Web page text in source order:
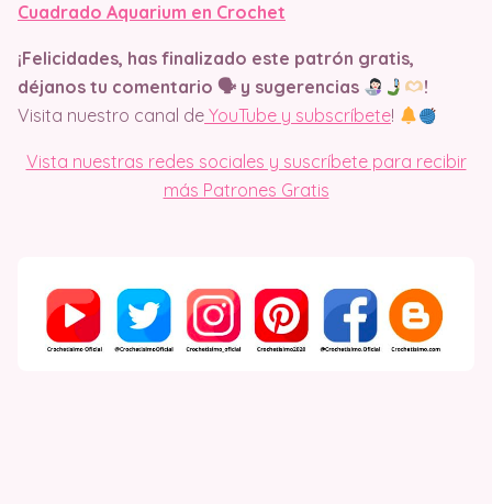
Cuadrado Aquarium en Crochet
¡Felicidades, has finalizado este patrón gratis,
déjanos tu comentario 🗣 y sugerencias
​!
Visita nuestro canal de YouTube y subscríbete!
Vista nuestras redes sociales y suscríbete para recibir
más Patrones Gratis